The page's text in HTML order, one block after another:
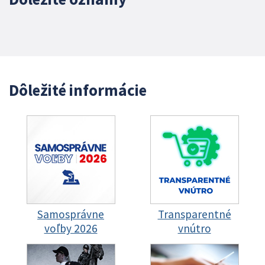
Dôležité informácie
Samosprávne
voľby 2026
Transparentné
vnútro